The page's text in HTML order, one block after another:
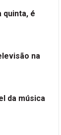
quinta, é
na
da música